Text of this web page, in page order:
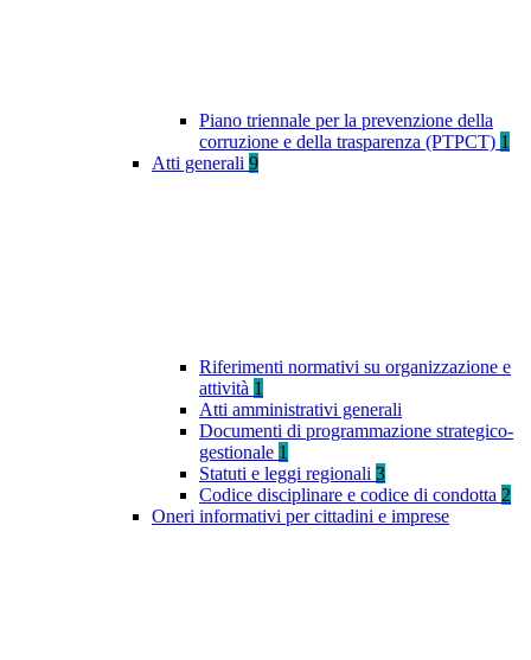
Piano triennale per la prevenzione della
corruzione e della trasparenza (PTPCT) 1
Atti generali 9
Riferimenti normativi su organizzazione e
attività 1
Atti amministrativi generali
Documenti di programmazione strategico-
gestionale 1
Statuti e leggi regionali 3
Codice disciplinare e codice di condotta 2
Oneri informativi per cittadini e imprese